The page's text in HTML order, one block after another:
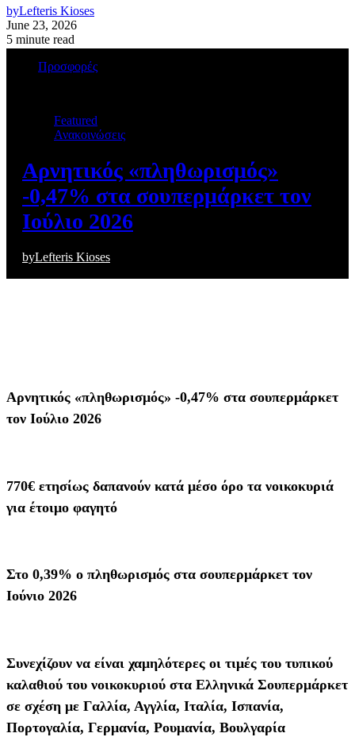
byLefteris Kioses
June 23, 2026
5 minute read
Προσφορές
Featured
Ανακοινώσεις
Αρνητικός «πληθωρισμός»
-0,47% στα σουπερμάρκετ τον
Ιούλιο 2026
byLefteris Kioses
Αρνητικός «πληθωρισμός» -0,47% στα σουπερμάρκετ
τον Ιούλιο 2026
770€ ετησίως δαπανούν κατά μέσο όρο τα νοικοκυριά
για έτοιμο φαγητό
Στο 0,39% ο πληθωρισμός στα σουπερμάρκετ τον
Ιούνιο 2026
Συνεχίζουν να είναι χαμηλότερες οι τιμές του τυπικού
καλαθιού του νοικοκυριού στα Ελληνικά Σουπερμάρκετ
σε σχέση με Γαλλία, Αγγλία, Ιταλία, Ισπανία,
Πορτογαλία, Γερμανία, Ρουμανία, Βουλγαρία